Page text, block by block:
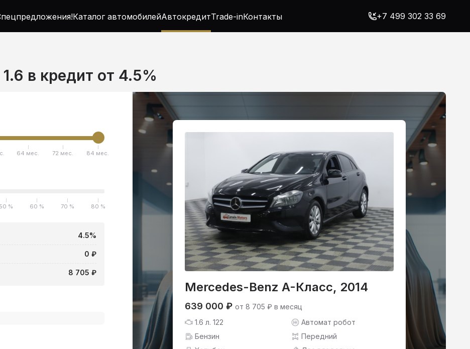
Каталог автомобилейАвтокредитTrade-inКонтакты +7 499 302 33 69
в кредит от 4.5%
Mercedes-Benz A-Класс, 2014
639 000 ₽ от 8 705 ₽ в месяц
1.6 л. 122
Автомат робот
Бензин
Передний
64 мес. 72 мес. 84 мес.
50 % 60 % 70 % 80 %
4.5%
0 ₽
8 705 ₽